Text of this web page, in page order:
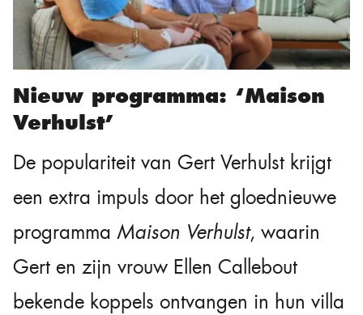
Nieuw programma: ‘Maison
Verhulst’
De populariteit van Gert Verhulst krijgt
een extra impuls door het gloednieuwe
programma Maison Verhulst, waarin
Gert en zijn vrouw Ellen Callebout
bekende koppels ontvangen in hun villa